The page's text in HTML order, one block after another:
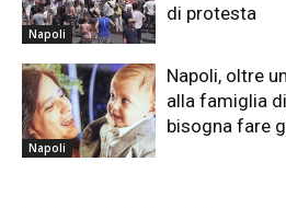
Napoli
di protesta
Napoli
Napoli, oltre
alla famiglia
bisogna fare